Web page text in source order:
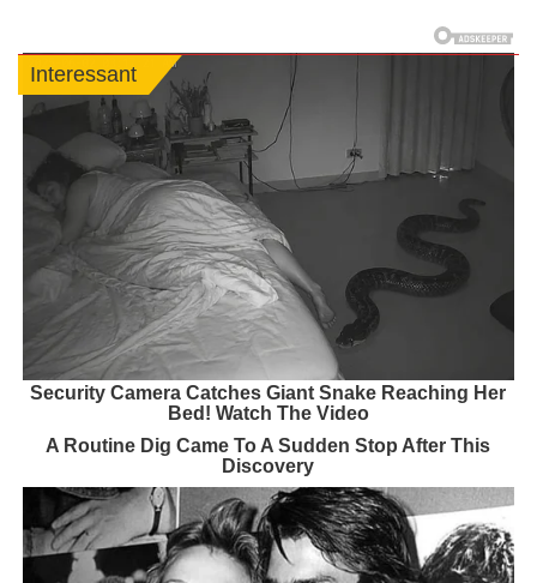
Interessant
Security Camera Catches Giant Snake Reaching Her
Bed! Watch The Video
A Routine Dig Came To A Sudden Stop After This
Discovery